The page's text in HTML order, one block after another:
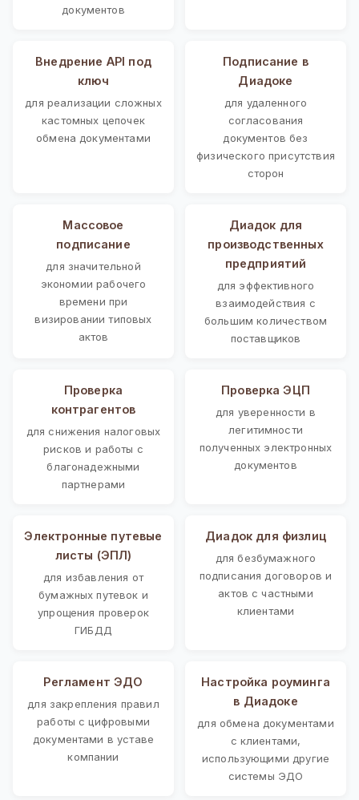
документов
Внедрение API под
ключ
для реализации сложных
кастомных цепочек
обмена документами
Подписание в
Диадоке
для удаленного
согласования
документов без
физического присутствия
сторон
Массовое
подписание
для значительной
экономии рабочего
времени при
визировании типовых
актов
Диадок для
производственных
предприятий
для эффективного
взаимодействия с
большим количеством
поставщиков
Проверка
контрагентов
для снижения налоговых
рисков и работы с
благонадежными
партнерами
Проверка ЭЦП
для уверенности в
легитимности
полученных электронных
документов
Электронные путевые
листы (ЭПЛ)
для избавления от
бумажных путевок и
упрощения проверок
ГИБДД
Диадок для физлиц
для безбумажного
подписания договоров и
актов с частными
клиентами
Регламент ЭДО
для закрепления правил
работы с цифровыми
документами в уставе
компании
Настройка роуминга
в Диадоке
для обмена документами
с клиентами,
использующими другие
системы ЭДО